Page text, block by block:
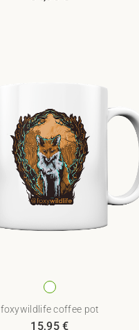
foxywildlife coffee pot
15,95€